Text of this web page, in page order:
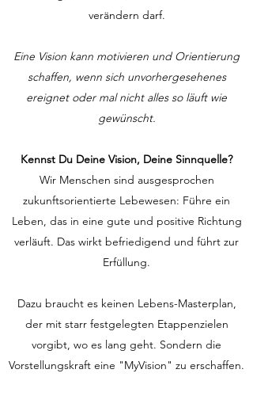
verändern darf.
Eine Vision kann motivieren und Orientierung
schaffen, wenn sich unvorhergesehenes
ereignet oder mal nicht alles so läuft wie
gewünscht.
Kennst Du Deine Vision, Deine Sinnquelle?
Wir Menschen sind ausgesprochen
zukunftsorientierte Lebewesen: Führe ein
Leben, das in eine gute und positive Richtung
verläuft. Das wirkt befriedigend und führt zur
Erfüllung.
Dazu braucht es keinen Lebens-Masterplan,
der mit starr festgelegten Etappenzielen
vorgibt, wo es lang geht. Sondern die
Vorstellungskraft eine "MyVision" zu erschaffen.